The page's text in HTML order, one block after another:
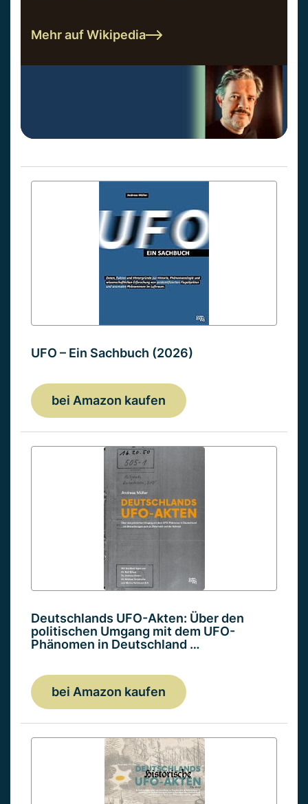
Mehr auf Wikipedia
UFO – Ein Sachbuch (2026)
bei Amazon kaufen
Deutschlands UFO-Akten: Über den
politischen Umgang mit dem UFO-
Phänomen in Deutschland …
bei Amazon kaufen